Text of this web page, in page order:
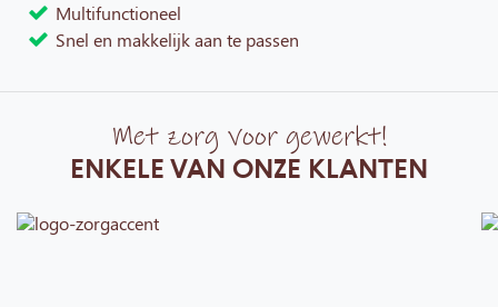
Multifunctioneel
Snel en makkelijk aan te passen
Met zorg voor gewerkt!
ENKELE VAN ONZE KLANTEN